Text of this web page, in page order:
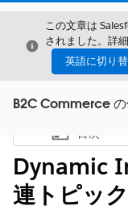
閉じる
この文章は
されました。詳
英語に切り
B2C Commerce
目次を表示
目次
Dynamic
連トピック